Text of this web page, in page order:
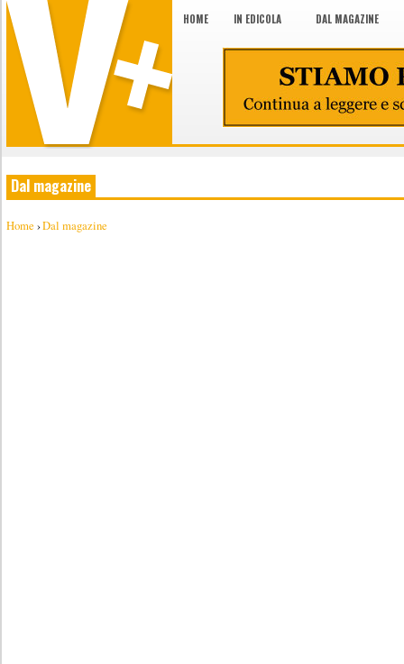
HOME IN EDICOLA DAL MAGAZINE
Dal magazine
Home ›Dal magazine